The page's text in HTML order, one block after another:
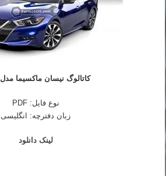
کاتالوگ نیسان ماکسیما مدل
نوع فایل: PDF
زبان دفترچه: انگلیسی
لینک دانلود